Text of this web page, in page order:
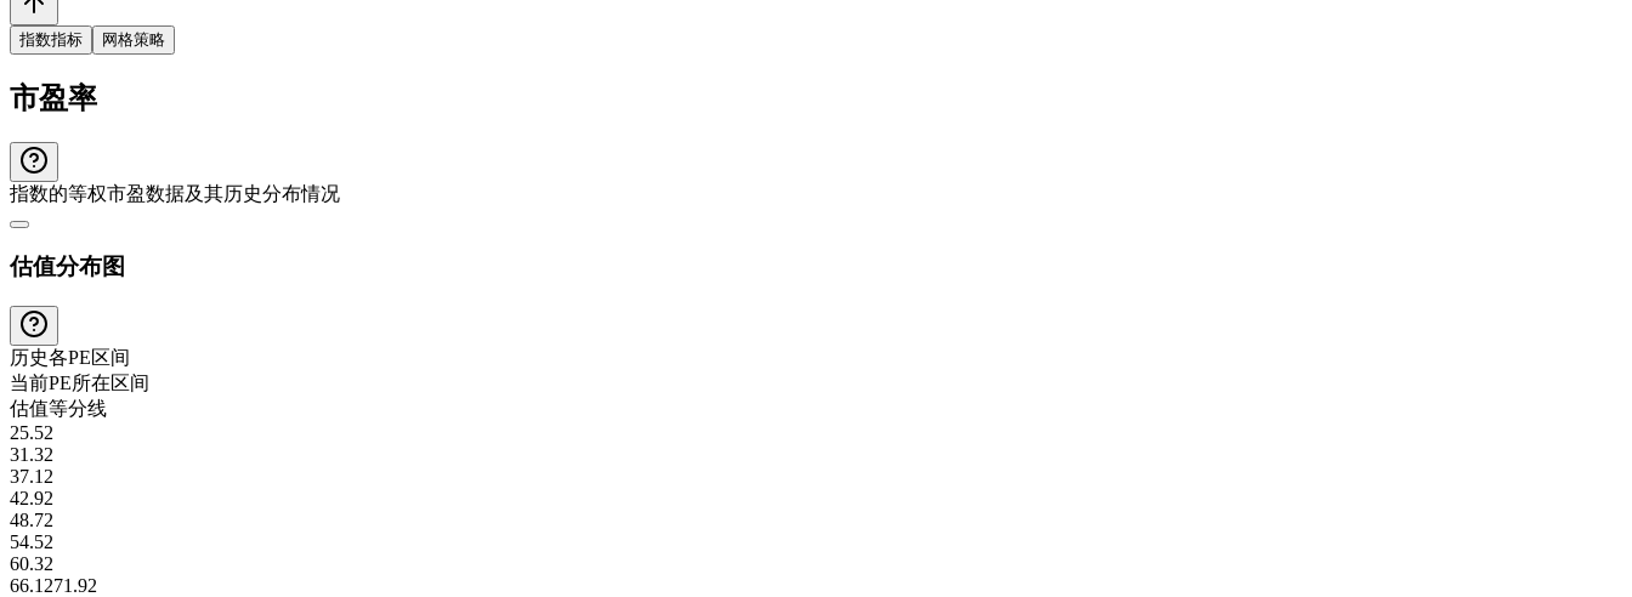
指数指标 网格策略
市盈率
指数的等权市盈数据及其历史分布情况
估值分布图
历史各PE区间
当前PE所在区间
估值等分线
25.52
31.32
37.12
42.92
48.72
54.52
60.32
66.1271.92